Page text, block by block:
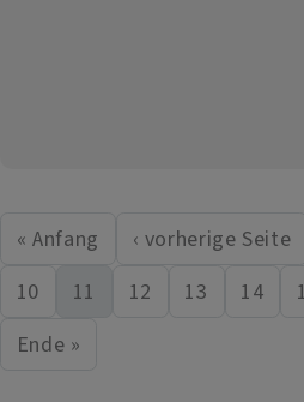
Seitennummerierung
First page
« Anfang Vorherige
‹ vorherige Seite
Seite
10 Aktuelle Seite
11 Seite
12 Seite
13 Seite
14
Last page
Ende »